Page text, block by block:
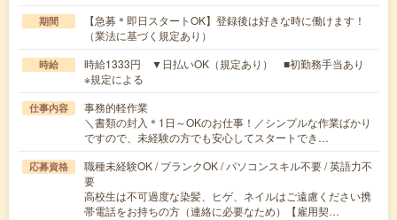
期間
【急募＊即日スタートOK】登録後は好きな時に働けます！
（業法に基づく規定あり）
時給
時給1333円 ▼日払いOK（規定あり） ■初勤務手当あり
※規定による
仕事内容
事務的軽作業
＼書類の封入＊1日～OKのお仕事！／シンプルな作業ばかり
ですので、未経験の方でも安心してスタートでき…
応募資格
職種未経験OK / ブランクOK / パソコンスキル不要 / 英語力不
要
高校生は不可過度な染髪、ヒゲ、ネイルはご遠慮ください携
帯電話をお持ちの方（連絡に必要なため）【雇用契…